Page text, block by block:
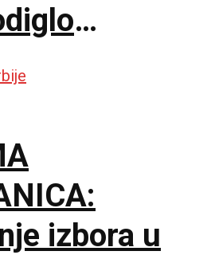
20
ratne
izbora u